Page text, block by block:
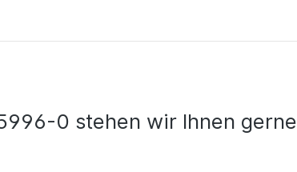
0 stehen wir Ihnen